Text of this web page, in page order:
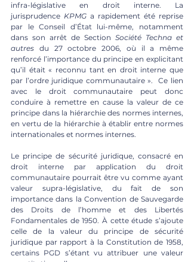
infra-législative en droit interne. La
jurisprudence KPMG a rapidement été reprise
par le Conseil d’État lui-même, notamment
dans son arrêt de Section Société Techna et
autres du 27 octobre 2006, où il a même
renforcé l’importance du principe en explicitant
qu’il était « reconnu tant en droit interne que
par l’ordre juridique communautaire ».  Ce lien
avec le droit communautaire peut donc
conduire à remettre en cause la valeur de ce
principe dans la hiérarchie des normes internes,
en vertu de la hiérarchie à établir entre normes
internationales et normes internes.
Le principe de sécurité juridique, consacré en
droit interne par application du droit
communautaire pourrait être vu comme ayant
valeur supra-législative, du fait de son
importance dans la Convention de Sauvegarde
des Droits de l’homme et des Libertés
Fondamentales de 1950. À cette étude s’ajoute
celle de la valeur du principe de sécurité
juridique par rapport à la Constitution de 1958,
certains PGD s’étant vu attribuer une valeur